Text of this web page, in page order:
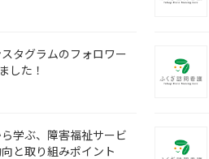
タグラムのフォロワー
した！
学ぶ、障害福祉サービ
と取り組みポイント